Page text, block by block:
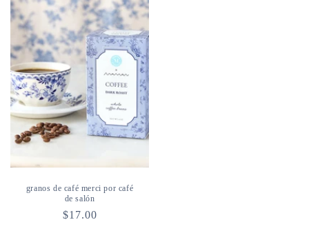
granos de café merci por café
de salón
Precio
$17.00